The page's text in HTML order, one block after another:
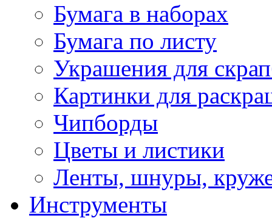
Бумага в наборах
Бумага по листу
Украшения для
Картинки для
Чипборды
Цветы и листики
Ленты, шнуры,
Инструменты